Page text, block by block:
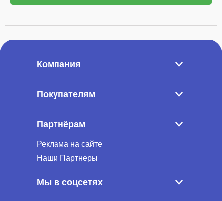
Компания
Покупателям
Партнёрам
Реклама на сайте
Наши Партнеры
Мы в соцсетях